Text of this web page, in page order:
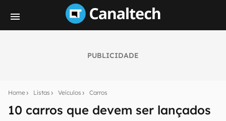
PUBLICIDADE
Home Listas Veículos Carros
10 carros que devem ser lançados
notícias e reviews sobre tecnologia em primeira